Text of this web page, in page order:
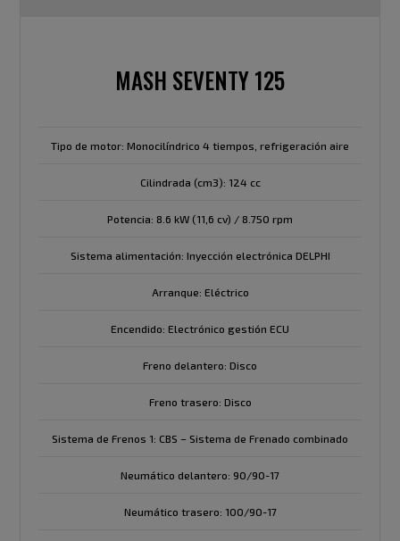
MASH SEVENTY 125
Tipo de motor: Monocilíndrico 4 tiempos, refrigeración aire
Cilindrada (cm3): 124 cc
Potencia: 8.6 kW (11,6 cv) / 8.750 rpm
Sistema alimentación: Inyección electrónica DELPHI
Arranque: Eléctrico
Encendido: Electrónico gestión ECU
Freno delantero: Disco
Freno trasero: Disco
Sistema de Frenos 1: CBS – Sistema de Frenado combinado
Neumático delantero: 90/90-17
Neumático trasero: 100/90-17